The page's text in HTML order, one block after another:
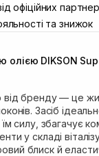
36
Бандери 45
23 (ТЦ
офіційних
та знижок
DIKSON
бренду — це
Засіб
силу, збагачує
у складі
блиск й